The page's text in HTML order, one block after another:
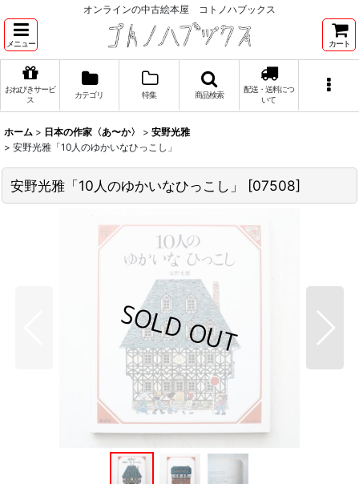
オンラインの中古絵本屋 コトノハブックス
メニュー カート
おねびきサービ
ス
カテゴリ 特集 商品検索
配送・送料につ
いて
ホーム > 日本の作家〈あ〜か〉 > 安野光雅
> 安野光雅「10人のゆかいなひっこし」
安野光雅「10人のゆかいなひっこし」 [07508]